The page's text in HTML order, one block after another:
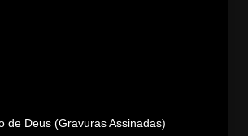
de Deus (Gravuras Assinadas)